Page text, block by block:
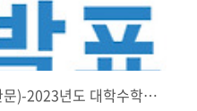
수능 정답 답안지(제2외국어/한문)-2023년도 대학수학능력시험